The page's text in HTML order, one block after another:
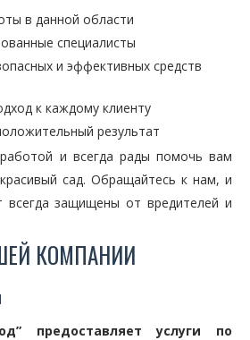
в данной области
специалисты
и эффективных средств
к каждому клиенту
результат
и всегда рады помочь вам
сад. Обращайтесь к нам, и
всегда защищены от вредителей и
КОМПАНИИ
предоставляет услуги по